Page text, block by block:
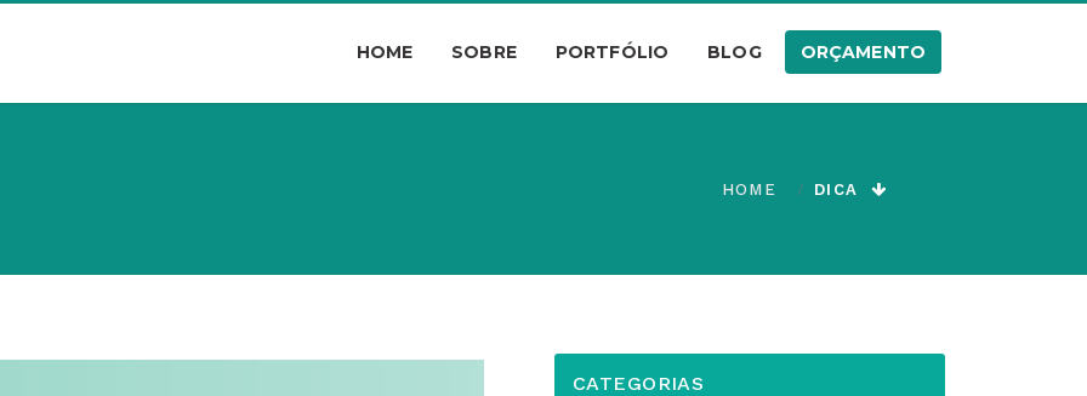
HOME SOBRE PORTFÓLIO BLOG ORÇAMENTO
HOME DICA
CATEGORIAS